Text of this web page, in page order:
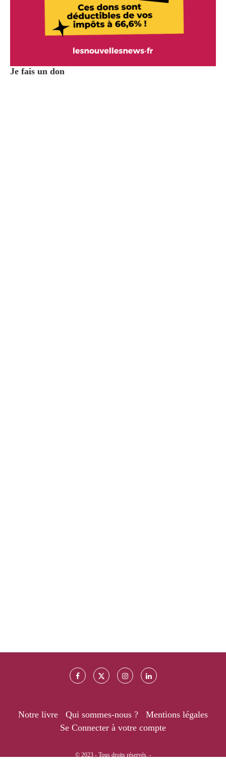
Je fais un don
Notre livre Qui sommes-nous ?
Mentions légales
Se Connecter à votre compte
© 2023 - Tous droits réservés. -